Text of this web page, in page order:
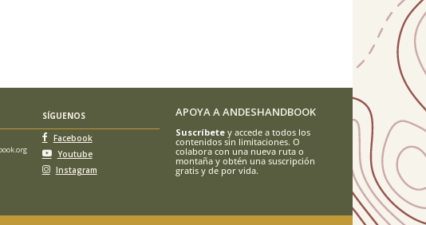
SÍGUENOS
Facebook
Youtube
Instagram
APOYA A ANDESHANDBOOK
Suscríbetey accede a todos los
contenidos sin limitaciones. O
colabora con una nueva ruta o
montaña y obtén una suscripción
gratis y de por vida.